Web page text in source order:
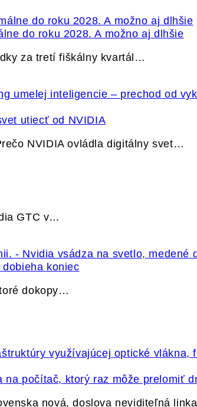
do roku 2028. A možno aj dlhšie
za tretí fiškálny kvartál…
utiecť od NVIDIA
NVIDIA ovládla digitálny svet…
GTC v…
koniec
dokopy…
počítač, ktorý raz môže prelomiť
nová, doslova neviditeľná